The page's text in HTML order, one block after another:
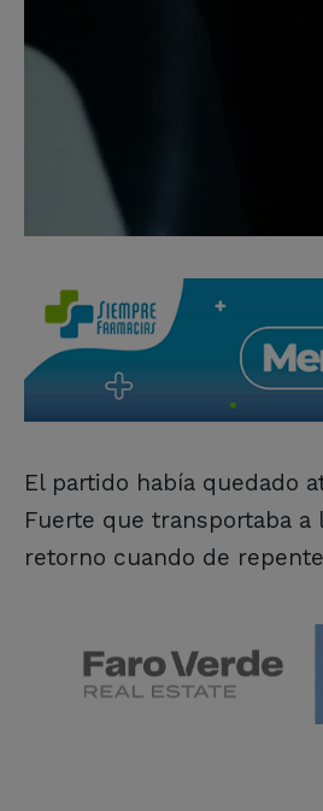
El partido había quedado
Fuerte que transportaba
retorno cuando de